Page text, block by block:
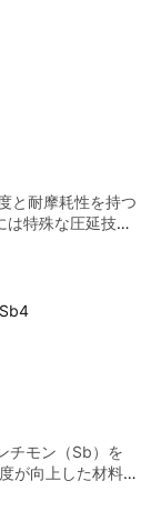
ステップの観察
成の評価ナノテク
ーの成長研究5️⃣
光沢を持つセラ
の成形には特殊
で方位を決定
。超精密加工: 通
電加工や特殊な
歪み層の除去: 加
を取り除くため、
を仕上げます。
り、全体が粉砕
す。酸化と毒性:
があるため、洗
められます。
く異なるため、
最適です。トポ
絶縁体やディラッ
の一つであり、
）などの分析に欠
物半導体（GaSb,
トとして、格子
。熱電特性の評
変換材料の開発に
す。中性子回折へ
分光する素子とし
（ARPES/STM）
ルマニウムの改
モン（Bi-Sb）合
の分子吸着実
ノクロメータ、
アンチモン単結晶
割れやすい）」
: アンチモンは
用して原子レベ
と研磨: 角板形状
慎重にカットした
Pb-Sb系）で使用
など、耐久性が
ンチモン箔単体
途に適していま
部品、耐摩耗シ
モン（Sb）／単
6.7 g/cm³ ■ 特
延・成形要）／
応 ※単体での加工
鉛や他金属との合
と耐摩耗性を持つ
特殊な圧延技術
Pb-Sb系）で使用
など、耐久性が
ンチモン箔単体
途に適していま
部品、耐摩耗シ
モン（Sb）／単
6.7 g/cm³ ■ 特
延・成形要）／
応 ※単体での加工
や他金属との合
チモン（Sb）を
が向上した材料で
途に適していま